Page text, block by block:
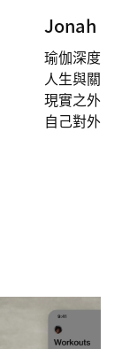
Jonah
瑜伽深度整
人生與關係
現實之外的
自己對外界